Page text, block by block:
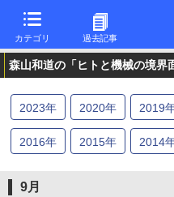
カテゴリ 過去記事
森山和道の「ヒトと機械の境界
2023年 2020年 2019
2016年 2015年 2014
9月